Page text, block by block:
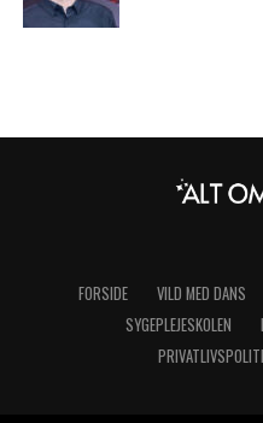
FORSIDE VILD MED DANS
SYGEPLEJESKOLEN